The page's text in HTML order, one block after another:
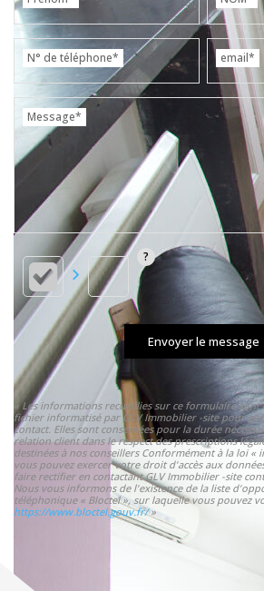
N° de téléphone* email*
Message*
Envoyer le message
« Les informations recueillies sur ce formulaire sont
fichier informatisé par GLV Immobilier -site pour
contact. Elles sont conservées pour la durée
relation client dans le respect des prescriptions
destinées à nos conseillers Conformément à la loi «
vous pouvez exercer votre droit d'accès aux
faire rectifier en contactant GLV Immobilier -site
Nous vous informons de l'existence de la liste
téléphonique « Bloctel », sur laquelle vous pouvez
https://www.bloctel.gouv.fr/»